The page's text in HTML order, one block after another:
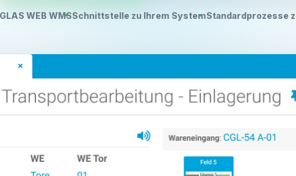
WEB WMSSchnittstelle zu Ihrem SystemStandardprozesse